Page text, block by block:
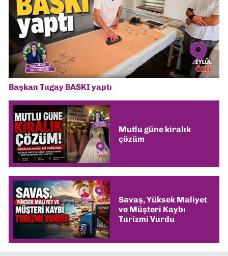
Başkan Tugay BASKI yaptı
Mutlu güne kiralık
çözüm
Savaş, Yüksek Maliyet
ve Müşteri Kaybı
Turizmi Vurdu